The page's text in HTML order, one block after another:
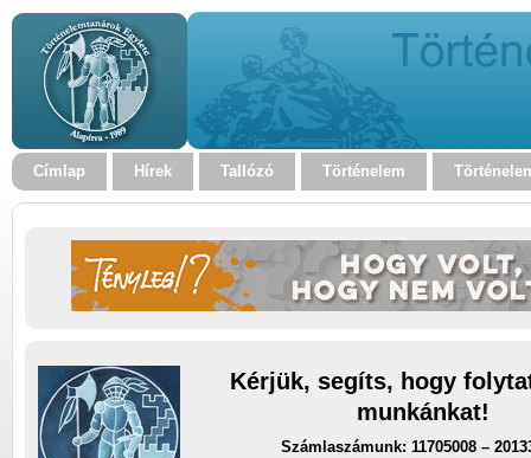
Címlap Hírek Tallózó Történelem
Kérjük, segíts, hogy
munkánkat!
Számlaszámunk: 11705008 –